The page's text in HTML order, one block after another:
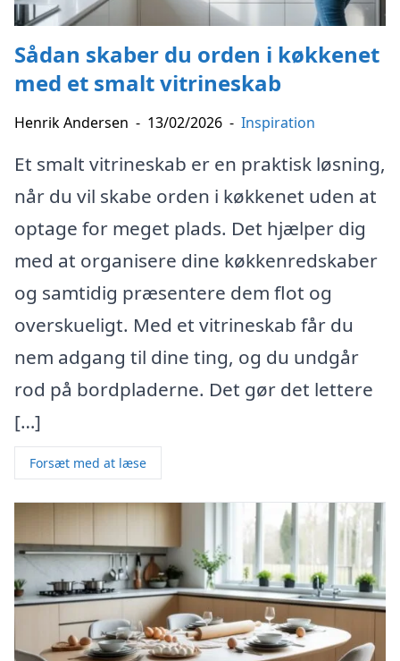
Sådan skaber du orden i køkkenet
med et smalt vitrineskab
Henrik Andersen - 13/02/2026 - Inspiration
Et smalt vitrineskab er en praktisk løsning,
når du vil skabe orden i køkkenet uden at
optage for meget plads. Det hjælper dig
med at organisere dine køkkenredskaber
og samtidig præsentere dem flot og
overskueligt. Med et vitrineskab får du
nem adgang til dine ting, og du undgår
rod på bordpladerne. Det gør det lettere
[…]
Forsæt med at læse